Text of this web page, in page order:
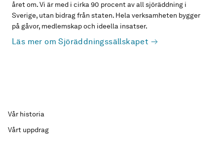
året om. Vi är med i cirka 90 procent av all sjöräddning i
Sverige, utan bidrag från staten. Hela verksamheten bygger
på gåvor, medlemskap och ideella insatser.
Läs mer om Sjöräddningssällskapet
Vår historia
Vårt uppdrag